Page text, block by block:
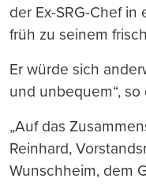
der Ex-SRG-Chef
früh zu seinem
Er würde sich
und unbequem“,
„Auf das
Reinhard,
Wunschheim, dem